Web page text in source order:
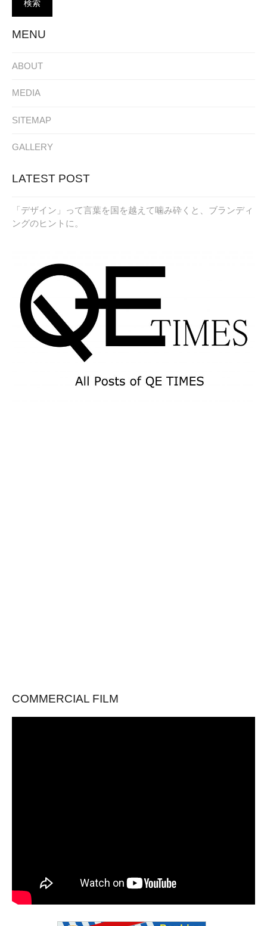
MENU
ABOUT
MEDIA
SITEMAP
GALLERY
LATEST POST
「デザイン」って言葉を国を越えて噛み砕くと、ブランディ
ングのヒントに。
COMMERCIAL FILM